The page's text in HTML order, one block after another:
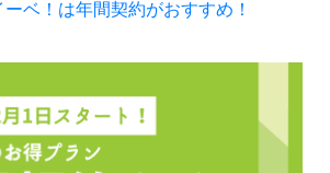
ーベ！は年間契約がおすすめ！